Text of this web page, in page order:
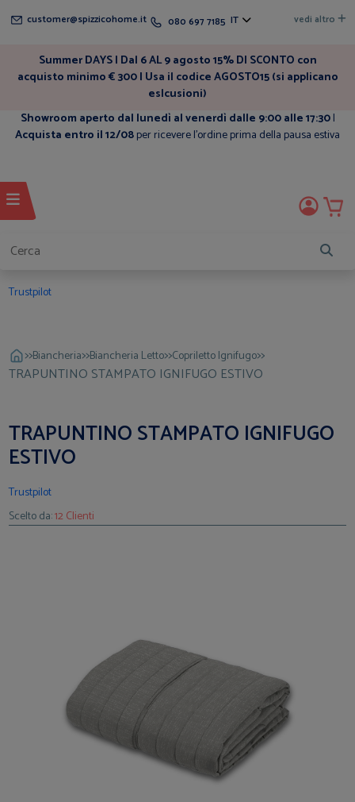
customer@spizzicohome.it 080 697 7185 IT vedi altro
Summer DAYS | Dal 6 AL 9 agosto 15% DI SCONTO con
acquisto minimo € 300 | Usa il codice AGOSTO15 (si applicano
eslcusioni)
Showroom aperto dal lunedì al venerdì dalle 9:00 alle 17:30|
Acquista entro il 12/08per ricevere l'ordine prima della pausa estiva
Trustpilot
>>Biancheria>>Biancheria Letto>>Copriletto Ignifugo>>
TRAPUNTINO STAMPATO IGNIFUGO ESTIVO
TRAPUNTINO STAMPATO IGNIFUGO
ESTIVO
Trustpilot
Scelto da:12 Clienti